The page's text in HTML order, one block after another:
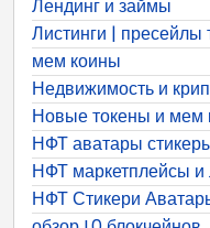
Лендинг и займы
Листинги | пресейлы
мем коины
Недвижимость и
Новые токены и мем
НФТ аватары
НФТ маркетплейсы и
НФТ Стикери